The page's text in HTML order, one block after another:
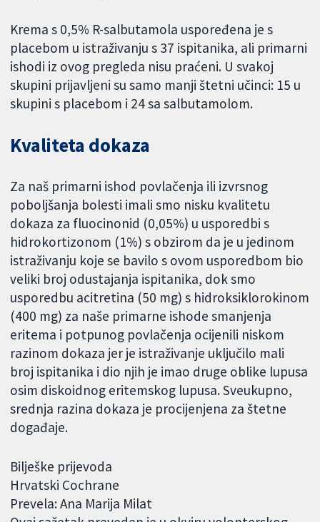
Krema s 0,5% R-salbutamola uspoređena je s
placebom u istraživanju s 37 ispitanika, ali primarni
ishodi iz ovog pregleda nisu praćeni. U svakoj
skupini prijavljeni su samo manji štetni učinci: 15 u
skupini s placebom i 24 sa salbutamolom.
Kvaliteta dokaza
Za naš primarni ishod povlačenja ili izvrsnog
poboljšanja bolesti imali smo nisku kvalitetu
dokaza za fluocinonid (0,05%) u usporedbi s
hidrokortizonom (1%) s obzirom da je u jedinom
istraživanju koje se bavilo s ovom usporedbom bio
veliki broj odustajanja ispitanika, dok smo
usporedbu acitretina (50 mg) s hidroksiklorokinom
(400 mg) za naše primarne ishode smanjenja
eritema i potpunog povlačenja ocijenili niskom
razinom dokaza jer je istraživanje uključilo mali
broj ispitanika i dio njih je imao druge oblike lupusa
osim diskoidnog eritemskog lupusa. Sveukupno,
srednja razina dokaza je procijenjena za štetne
događaje.
Bilješke prijevoda
Hrvatski Cochrane
Prevela: Ana Marija Milat